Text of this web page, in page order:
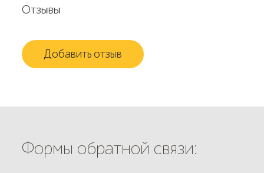
Отзывы
Добавить отзыв
Формы обратной связи: